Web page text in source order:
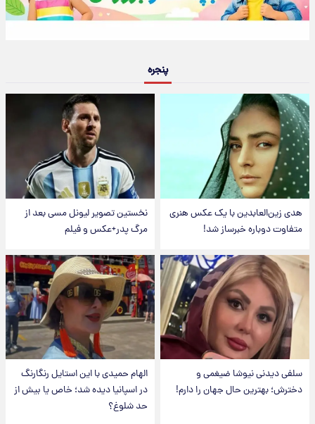
پنجره
هدی زین‌العابدین با یک عکس هنری
متفاوت دوباره خبرساز شد!
نخستین تصویر لیونل مسی بعد از
مرگ پدر+عکس و فیلم
سلفی دیدنی نیوشا ضیغمی و
دخترش؛ بهترین حال جهان را دارم!
الهام حمیدی با این استایل رنگارنگ
در اسپانیا دیده شد؛ خاص یا بیش از
حد شلوغ؟